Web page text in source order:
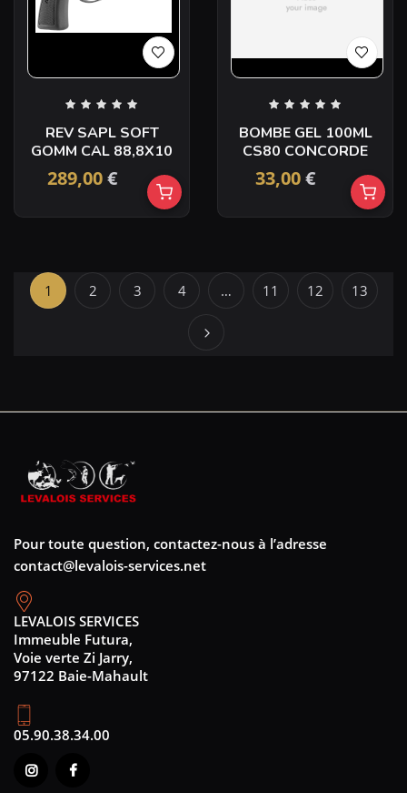
REV SAPL SOFT
GOMM CAL 88,8X10
289,00€
BOMBE GEL 100ML
CS80 CONCORDE
33,00€
1 2 3 4 … 11 12 13
Pour toute question, contactez-nous à l’adresse
contact@levalois-services.net
LEVALOIS SERVICES
Immeuble Futura,
Voie verte Zi Jarry,
97122 Baie-Mahault
05.90.38.34.00